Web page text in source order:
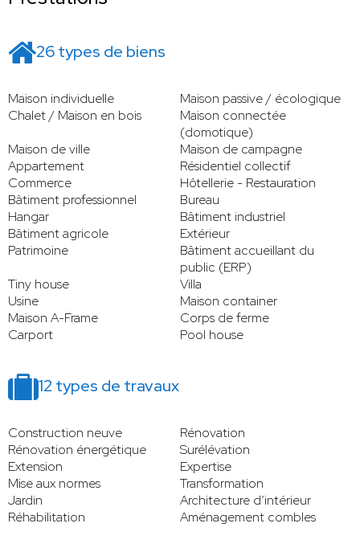
26 types de biens
Maison individuelle
Maison passive / écologique
Chalet / Maison en bois
Maison connectée
(domotique)
Maison de ville
Maison de campagne
Appartement
Résidentiel collectif
Commerce
Hôtellerie - Restauration
Bâtiment professionnel
Bureau
Hangar
Bâtiment industriel
Bâtiment agricole
Extérieur
Patrimoine
Bâtiment accueillant du
public (ERP)
Tiny house
Villa
Usine
Maison container
Maison A-Frame
Corps de ferme
Carport
Pool house
12 types de travaux
Construction neuve
Rénovation
Rénovation énergétique
Surélévation
Extension
Expertise
Mise aux normes
Transformation
Jardin
Architecture d’intérieur
Réhabilitation
Aménagement combles